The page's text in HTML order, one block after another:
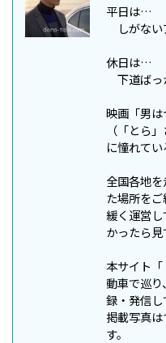
平日は…
しがない
休日は…
下道ばっ
映画「男
（「とら
に憧れてい
全国各地
た場所をご
緩く運営
かったら見
本サイト
動車で巡
録・発信し
掲載写真は
す。